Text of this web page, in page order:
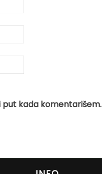
put kada komentarišem.